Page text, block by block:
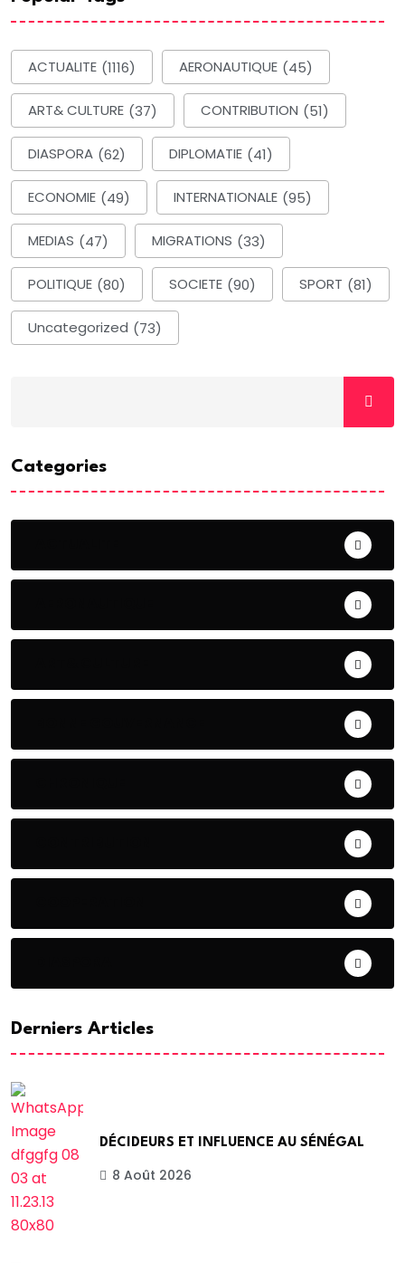
ACTUALITE (1116) AERONAUTIQUE (45)
ART& CULTURE (37) CONTRIBUTION (51)
DIASPORA (62) DIPLOMATIE (41)
ECONOMIE (49) INTERNATIONALE (95)
MEDIAS (47) MIGRATIONS (33)
POLITIQUE (80) SOCIETE (90) SPORT (81)
Uncategorized (73)
Categories
Derniers Articles
DÉCIDEURS ET INFLUENCE AU SÉNÉGAL
8 Août 2026